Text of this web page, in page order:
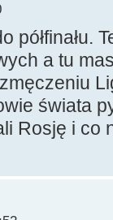
półfinału.
a tu
świata
Rosję i co